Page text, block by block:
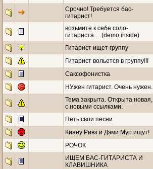
Срочно! Требуется бас-
гитарист!
возьмите к себе соло-
гитариста.....(demo inside)
Гитарист ищет группу
Гитарист вольется в группу!!!
Саксофонистка
НУжен гитарист. Очень нужен.
Тема закрыта. Открыта новая,
с новыми ссылками.
Петь свои песни
Киану Ривз и Дэми Мур ищут!
РОЧОК
ИЩЕМ БАС-ГИТАРИСТА И
КЛАВИШНИКА